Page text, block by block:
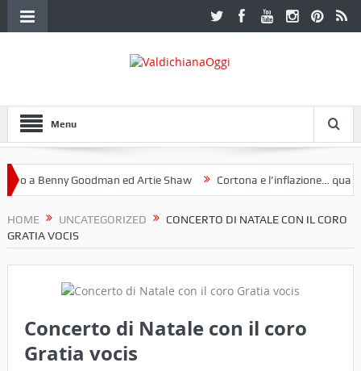
Menu
a Benny Goodman ed Artie Shaw Cortona e l’inflazione…
HOME UNCATEGORIZED
CONCERTO DI NATALE CON IL CORO
GRATIA VOCIS
Concerto di Natale con il coro
Gratia vocis